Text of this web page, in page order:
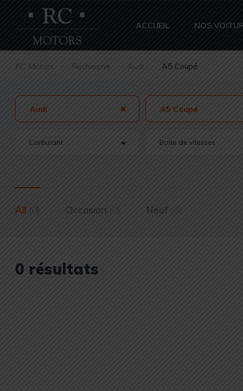
ACCUEIL NOS
RC Motors Recherche Audi A5 Coupé
Audi A5 Coupé
All (0) Occasion Neuf
0 résultats